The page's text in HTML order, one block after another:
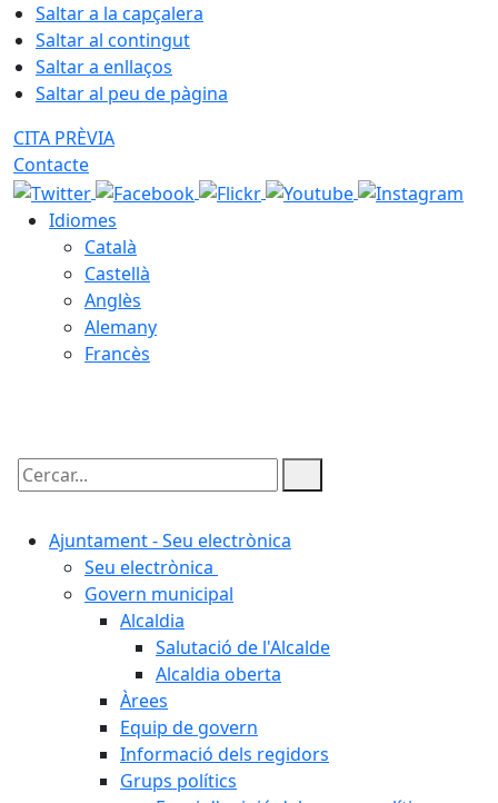
Saltar a la capçalera
Saltar al contingut
Saltar a enllaços
Saltar al peu de pàgina
CITA PRÈVIA
Contacte
Idiomes
Català
Castellà
Anglès
Alemany
Francès
Cercar:
Ajuntament - Seu electrònica
Seu electrònica
Govern municipal
Alcaldia
Salutació de l'Alcalde
Alcaldia oberta
Àrees
Equip de govern
Informació dels regidors
Grups polítics